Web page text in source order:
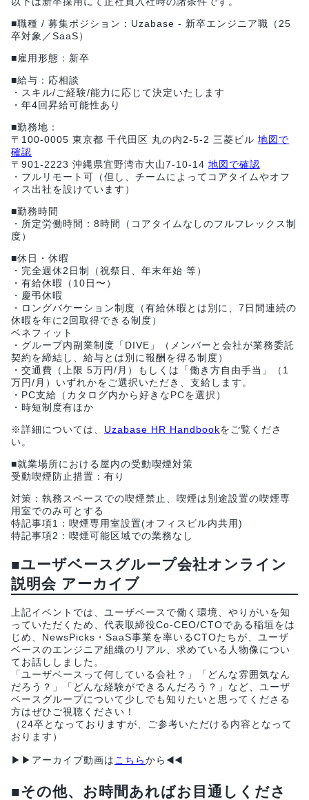
■職種 / 募集ポジション：Uzabase - 新卒エンジニア職（25
卒対象／SaaS）
■雇用形態：新卒
■給与：応相談
・スキル/ご経験/能力に応じて決定いたします
・年4回昇給可能性あり
■勤務地：
〒100-0005 東京都 千代田区 丸の内2-5-2 三菱ビル 地図で
確認
〒901-2223 沖縄県宜野湾市大山7-10-14 地図で確認
・フルリモート可（但し、チームによってコアタイムやオフ
ィス出社を設けています）
■勤務時間
・所定労働時間：8時間（コアタイムなしのフルフレックス制
度）
■休日・休暇
・完全週休2日制（祝祭日、年末年始 等）
・有給休暇（10日〜）
・慶弔休暇
・ロングバケーション制度（有給休暇とは別に、7日間連続の
休暇を年に2回取得できる制度）
ベネフィット
・グループ内副業制度「DIVE」（メンバーと会社が業務委託
契約を締結し、給与とは別に報酬を得る制度）
・交通費（上限 5万円/月）もしくは「働き方自由手当」（1
万円/月）いずれかをご選択いただき、支給します。
・PC支給（カタログ内から好きなPCを選択）
・時短制度有ほか
※詳細については、 Uzabase HR Handbookをご覧くださ
い。
■就業場所における屋内の受動喫煙対策
受動喫煙防止措置：有り
対策：執務スペースでの喫煙禁止、喫煙は別途設置の喫煙専
用室でのみ可とする
特記事項1：喫煙専用室設置(オフィスビル内共用)
特記事項2：喫煙可能区域での業務なし
■ユーザベースグループ会社オンライン
説明会 アーカイブ
上記イベントでは、ユーザベースで働く環境、やりがいを知
っていただくため、代表取締役Co-CEO/CTOである稲垣をは
じめ、NewsPicks・SaaS事業を率いるCTOたちが、ユーザ
ベースのエンジニア組織のリアル、求めている人物像につい
てお話ししました。
「ユーザベースって何している会社？」「どんな雰囲気なん
だろう？」「どんな経験ができるんだろう？」など、ユーザ
ベースグループについて少しでも知りたいと思ってくださる
方はぜひご視聴ください！
（24卒となっておりますが、ご参考いただける内容となって
おります）
▶︎▶︎アーカイブ動画は こちらから◀️◀️
■その他、お時間あればお目通しくださ